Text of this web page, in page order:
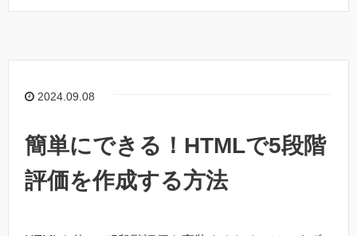
2024.09.08
簡単にできる！HTMLで5段階
評価を作成する方法